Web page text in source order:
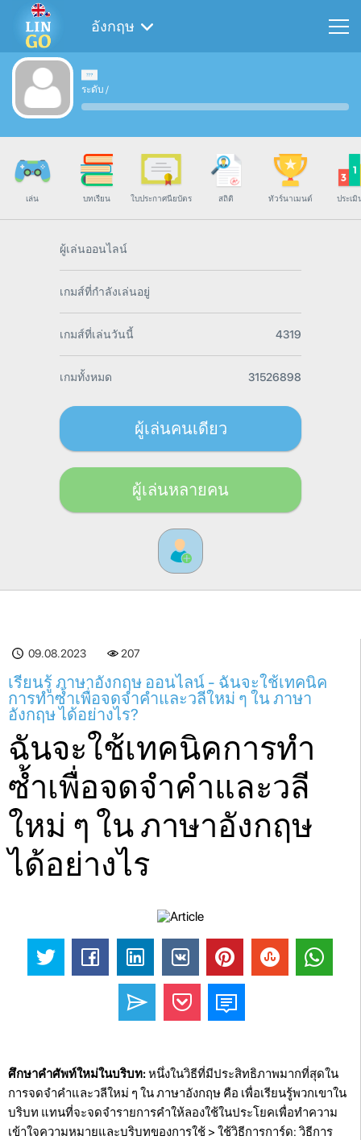
อังกฤษ
ระดับ /
เล่น บทเรียน ใบประกาศนียบัตร สถิติ ทัวร์นาเมนต์ ประเมิ
ผู้เล่นออนไลน์
เกมส์ที่กำลังเล่นอยู่
เกมส์ที่เล่นวันนี้ 4319
เกมทั้งหมด 31526898
ผู้เล่นคนเดียว
ผู้เล่นหลายคน
09.08.2023 207
เรียนรู้ ภาษาอังกฤษ ออนไลน์ - ฉันจะใช้เทคนิค
การทำซ้ำเพื่อจดจำคำและวลีใหม่ ๆ ใน ภาษา
อังกฤษ ได้อย่างไร?
ฉันจะใช้เทคนิคการทำ
ซ้ำเพื่อจดจำคำและวลี
ใหม่ ๆ ใน ภาษาอังกฤษ
ได้อย่างไร
ศึกษาคำศัพท์ใหม่ในบริบท:หนึ่งในวิธีที่มีประสิทธิภาพมากที่สุดใน
การจดจำคำและวลีใหม่ ๆ ใน ภาษาอังกฤษ คือ เพื่อเรียนรู้พวกเขาใน
บริบท แทนที่จะจดจำรายการคำให้ลองใช้ในประโยคเพื่อทำความ
เข้าใจความหมายและบริบทของการใช้ > ใช้วิธีการการ์ด: วิธีการ